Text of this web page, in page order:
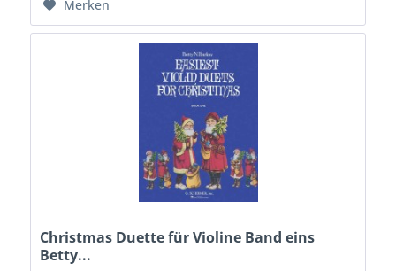
Merken
Christmas Duette für Violine Band eins
Betty...